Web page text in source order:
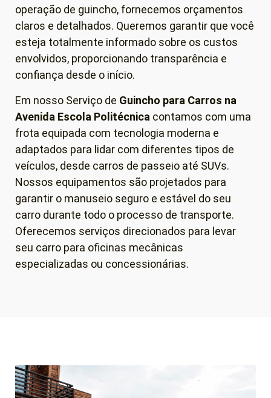
operação de guincho, fornecemos orçamentos
claros e detalhados. Queremos garantir que você
esteja totalmente informado sobre os custos
envolvidos, proporcionando transparência e
confiança desde o início.
Em nosso Serviço de Guincho para Carros na
Avenida Escola Politécnica contamos com uma
frota equipada com tecnologia moderna e
adaptados para lidar com diferentes tipos de
veículos, desde carros de passeio até SUVs.
Nossos equipamentos são projetados para
garantir o manuseio seguro e estável do seu
carro durante todo o processo de transporte.
Oferecemos serviços direcionados para levar
seu carro para oficinas mecânicas
especializadas ou concessionárias.